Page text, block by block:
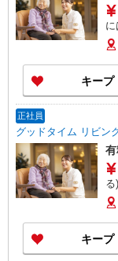
算
合
護
月
士
キープ
正社員
グッドタイム リビン
る) 上記給与の内訳は以下になります。 ■基本給：
改
（
■
円
キープ